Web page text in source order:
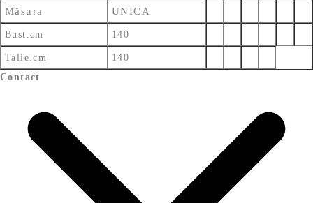
Măsura UNICA
Bust.cm 140
Talie.cm
140
Contact